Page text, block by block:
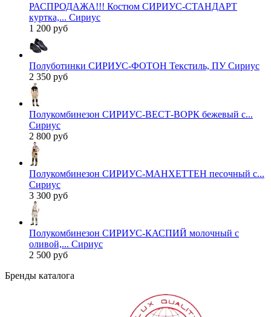
РАСПРОДАЖА!!! Костюм СИРИУС-СТАНДАРТ
куртка,... Сириус
1 200 руб
Полуботинки СИРИУС-ФОТОН Текстиль, ПУ Сириус
2 350 руб
Полукомбинезон СИРИУС-ВЕСТ-ВОРК бежевый с...
Сириус
2 800 руб
Полукомбинезон СИРИУС-МАНХЕТТЕН песочный с...
Сириус
3 300 руб
Полукомбинезон СИРИУС-КАСПИЙ молочный с
оливой,... Сириус
2 500 руб
Бренды каталога